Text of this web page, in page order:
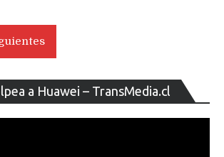
a Huawei – TransMedia.cl
de